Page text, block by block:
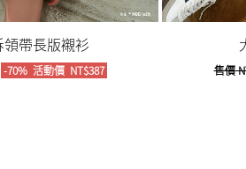
帶長版襯衫
-70% 活動價NT$387 售價